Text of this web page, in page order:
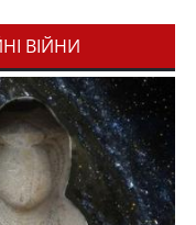
і синиця як
ВІЙНИ